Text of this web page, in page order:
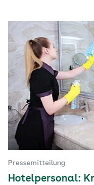
Pressemitteilung
Hotelpersonal: